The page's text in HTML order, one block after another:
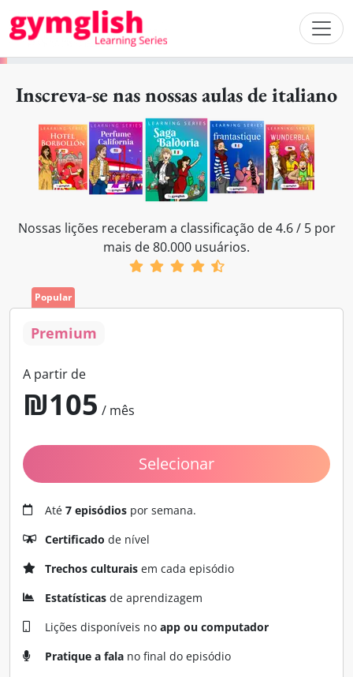
Inscreva-se nas nossas aulas de italiano
Nossas lições receberam a classificação de 4.6 / 5 por
mais de 80.000 usuários.
Popular
Premium
A partir de
₪105 / mês
Selecionar
Até 7 episódios por semana.
Certificado de nível
Trechos culturais em cada episódio
Estatísticas de aprendizagem
Lições disponíveis no app ou computador
Pratique a fala no final do episódio